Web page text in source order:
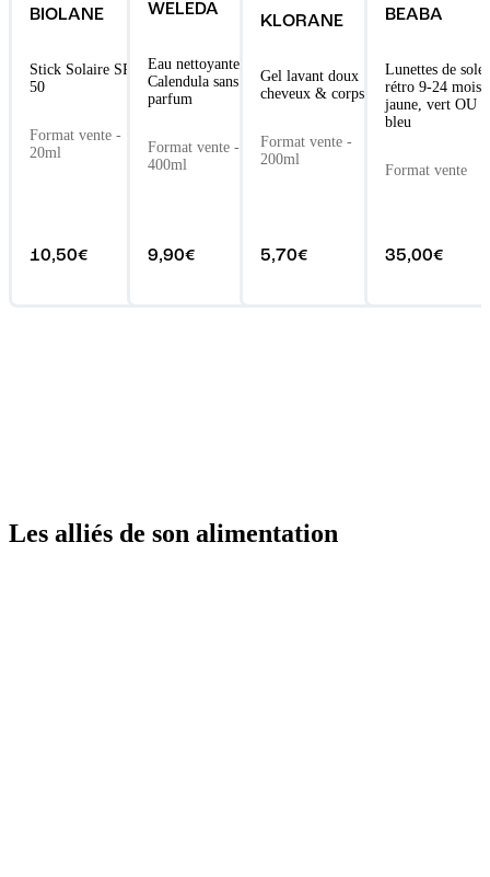
BIOLANE
Stick Solaire SPF
50
Format vente -
20ml
10,50€
WELEDA
Eau nettoyante
Calendula sans
parfum
Format vente -
400ml
9,90€
KLORANE
Gel lavant doux
cheveux & corps
Format vente -
200ml
5,70€
BEABA
Lunettes de
rétro 9-24 mois
jaune, vert OU
bleu
Format vente
35,00€
Les alliés de son alimentation